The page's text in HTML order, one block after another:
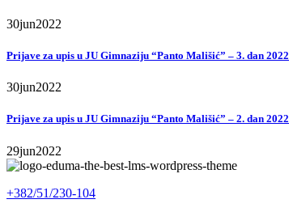
30jun2022
Prijave za upis u JU Gimnaziju “Panto Mališić” – 3. dan 2022
30jun2022
Prijave za upis u JU Gimnaziju “Panto Mališić” – 2. dan 2022
29jun2022
+382/51/230-104